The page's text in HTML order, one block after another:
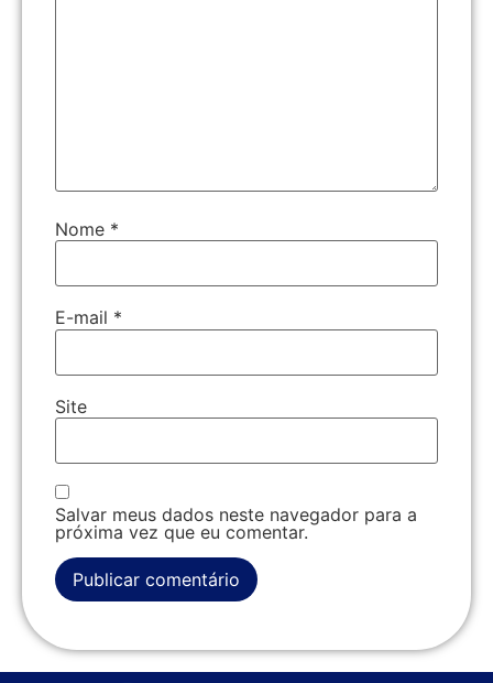
Nome *
E-mail *
Site
Salvar meus dados neste navegador para a
próxima vez que eu comentar.